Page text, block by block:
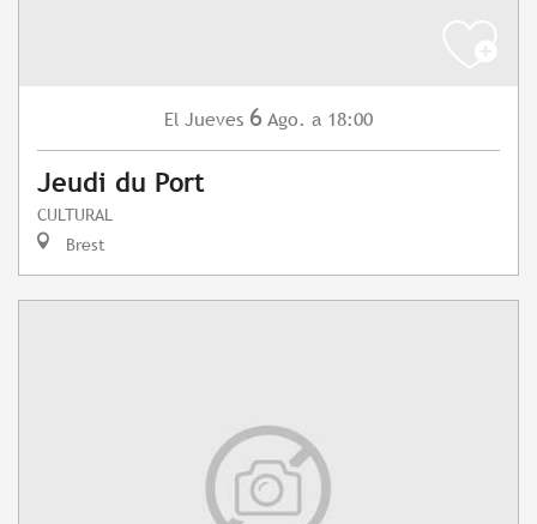
El Jueves 6 Ago. a 18:00
Jeudi du Port
CULTURAL
Brest